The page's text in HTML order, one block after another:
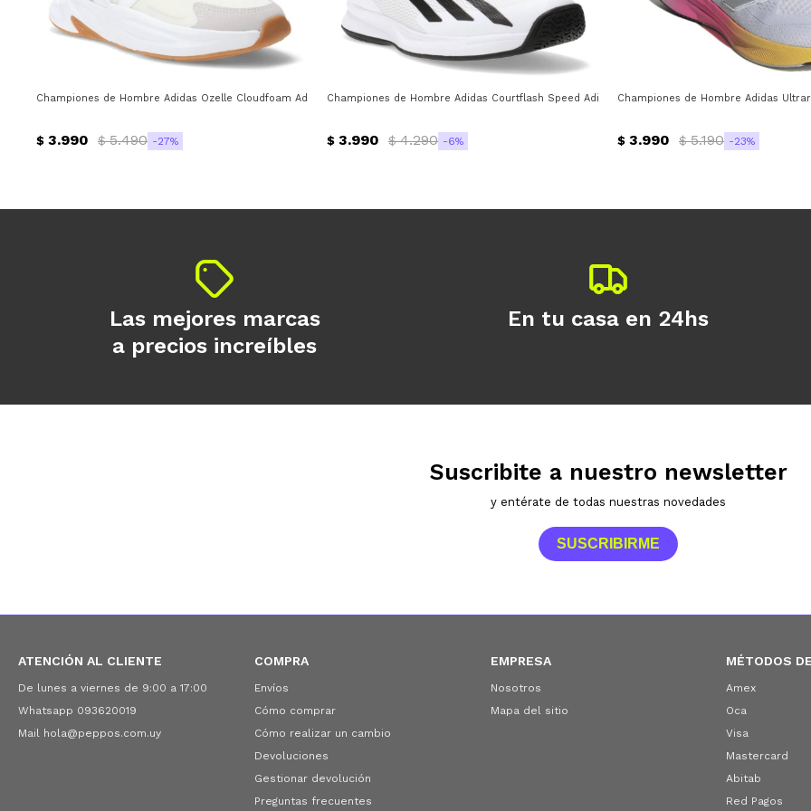
Championes de Hombre Adidas Ozelle Cloudfoam Adidas - Blanco - Gris
$ 3.990 $ 5.490 27
Championes de Hombre Adidas Courtflash Speed Adidas - Blanco - Negro
$ 3.990 $ 4.290 6
Championes de Hombre Adidas
$ 3.990 $ 5.190 23
ATENCIÓN AL CLIENTE
De lunes a viernes de 9:00 a 17:00
Whatsapp 093620019
Mail hola@peppos.com.uy
COMPRA
Envíos
Cómo comprar
Cómo realizar un cambio
Devoluciones
Gestionar devolución
Preguntas frecuentes
EMPRESA
Nosotros
Mapa del sitio
MÉTODOS
Amex
Oca
Visa
Mastercard
Abitab
Red Pagos
Las mejores marcas
a precios increíbles
En tu casa en 24hs
Suscribite a nuestro newsletter
y entérate de todas nuestras novedades
SUSCRIBIRME